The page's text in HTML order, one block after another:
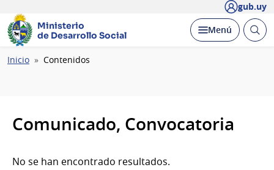
gub.uy
Ministerio
de Desarrollo Social
Desplegar
Menú Abrir
Ruta
Inicio Contenidos
Comunicado, Convocatoria
No se han encontrado resultados.